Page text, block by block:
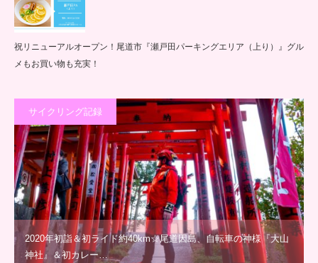
祝リニューアルオープン！尾道市『瀬戸田パーキングエリア（上り）』グル
メもお買い物も充実！
サイクリング記録
2020年初詣＆初ライド約40km☆尾道因島、自転車の神様『大山
神社』＆初カレー…